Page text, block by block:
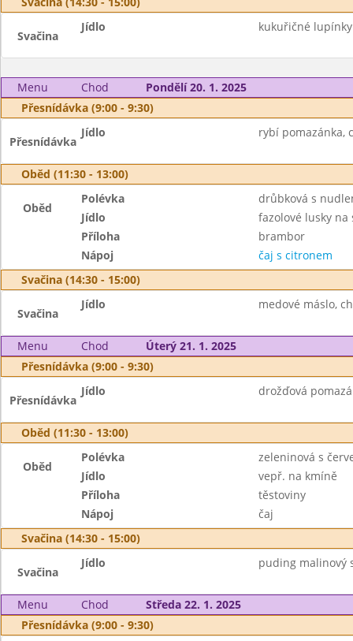
Svačina
Jídlo kukuřičné
Menu Chod
Pondělí 20. 1. 2025
Přesnídávka (9:00 - 9:30)
Přesnídávka
Jídlo rybí pomazánka,
Oběd (11:30 - 13:00)
Oběd
Polévka
drůbková s
Jídlo
fazolové lusky na
Příloha
brambor
Nápoj
čaj s citronem
Svačina (14:30 - 15:00)
Svačina
Jídlo medové máslo,
Menu Chod
Úterý 21. 1. 2025
Přesnídávka (9:00 - 9:30)
Přesnídávka
Jídlo drožďová
Oběd (11:30 - 13:00)
Oběd
Polévka
zeleninová s
Jídlo
vepř. na kmíně
Příloha
těstoviny
Nápoj
čaj
Svačina (14:30 - 15:00)
Svačina
Jídlo puding malinový
Menu Chod
Středa 22. 1. 2025
Přesnídávka (9:00 - 9:30)